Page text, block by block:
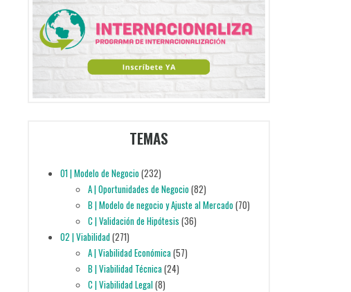
TEMAS
01 | Modelo de Negocio(232)
A | Oportunidades de Negocio(82)
B | Modelo de negocio y Ajuste al Mercado(70)
C | Validación de Hipótesis (36)
02 | Viabilidad(271)
A | Viabilidad Económica(57)
B | Viabilidad Técnica(24)
C | Viabilidad Legal(8)